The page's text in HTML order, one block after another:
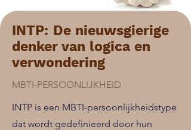
INTP: De nieuwsgierige
denker van logica en
verwondering
MBTI-PERSOONLIJKHEID
INTP is een MBTI-persoonlijkheidstype
dat wordt gedefinieerd door hun